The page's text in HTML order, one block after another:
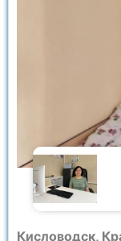
Кисловодск,